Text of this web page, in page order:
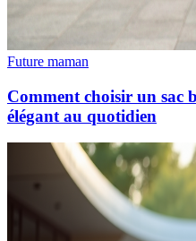
Future maman
Comment choisir un sac
élégant au quotidien